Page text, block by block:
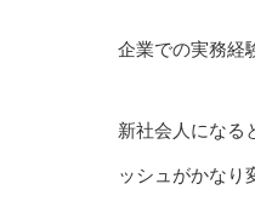
企業での実務経
新社会人になる
ッシュがかなり